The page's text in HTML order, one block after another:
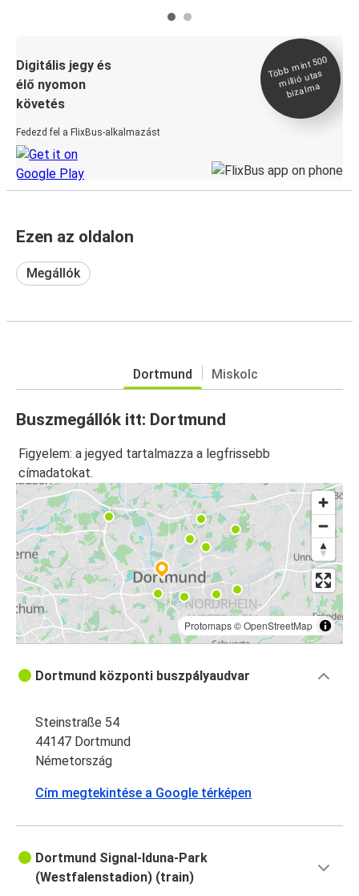
Digitális jegy és
élő nyomon
követés
Fedezd fel a FlixBus-alkalmazást
Több
mint 500
millió utas
bizal
ma
Ezen az oldalon
Megállók
Dortmund Miskolc
Buszmegállók itt: Dortmund
Figyelem: a jegyed tartalmazza a legfrissebb
címadatokat.
Protomaps©OpenStreetMap
Dortmund központi buszpályaudvar
Steinstraße 54
44147 Dortmund
Németország
Cím megtekintése a Google térképen
Dortmund Signal-Iduna-Park
(Westfalenstadion) (train)